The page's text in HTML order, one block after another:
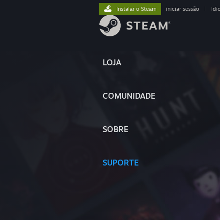
LOJA
COMUNIDADE
SOBRE
SUPORTE
Instalar o Steam iniciar sessão